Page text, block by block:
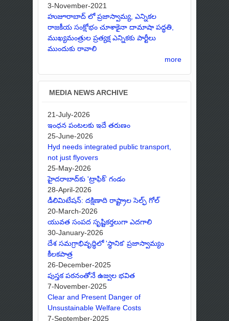
3-November-2021
హుజూరాబాద్ లో ప్రజాస్వామ్య, ఎన్నికల
రాజకీయ సంక్షోభం చూశాకైనా దామాషా పద్ధతి,
ముఖ్యమంత్రుల ప్రత్యక్ష ఎన్నికకు పార్టీలు
ముందుకు రావాలి
more
MEDIA NEWS ARCHIVE
21-July-2026
ఇంధన పంటలకు ఇదే తరుణం
25-June-2026
Hyd needs integrated public transport,
not just flyovers
25-May-2026
హైదరాబాద్‌కు 'ట్రాఫిక్' గండం
28-April-2026
డీలిమిటేషన్: దక్షిణాది రాష్ట్రాల సెల్ఫ్ గోల్
20-March-2026
యువత సంపద సృష్టికర్తలుగా ఎదగాలి
30-January-2026
దేశ సమగ్రాభివృద్ధిలో 'స్థానిక' ప్రజాస్వామ్యం
కీలకపాత్ర
26-December-2025
పుస్తక పఠనంతోనే ఉజ్వల భవిత
7-November-2025
Clear and Present Danger of
Unsustainable Welfare Costs
7-September-2025